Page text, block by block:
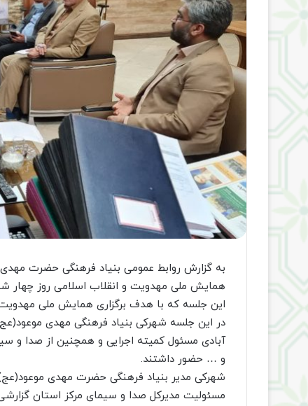
به گزارش روابط عمومی بنیاد فرهنگی حضرت
همایش ملی مهدویت و انقلاب اسلامی روز چهار
این جلسه که با هدف برگزاری همایش ملی مهدویت
در این جلسه شهرکی بنیاد فرهنگی مهدی
آبادی مسئول کمیته اجرایی و همچنین از صدا و
و … حضور داشتند.
شهرکی مدیر بنیاد فرهنگی حضرت مهدی
مسئولیت مدیرکل صدا و سیمای مرکز استان